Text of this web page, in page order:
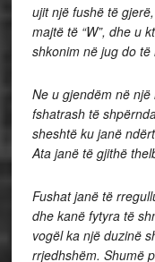
ujit një fushë të
majtë të “W”, dhe u
shkonim në jug do të
Ne u gjendëm në
fshatrash të
sheshtë ku janë
Ata janë të gjithë
Fushat janë të
dhe kanë fytyra të
vogël ka një duzinë
rrjedhshëm. Shumë